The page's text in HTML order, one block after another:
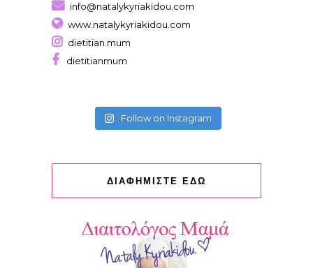
info@natalykyriakidou.com
www.natalykyriakidou.com
dietitian.mum
dietitianmum
Follow on Instagram
ΔΙΑΦΗΜΙΣΤΕ ΕΔΩ